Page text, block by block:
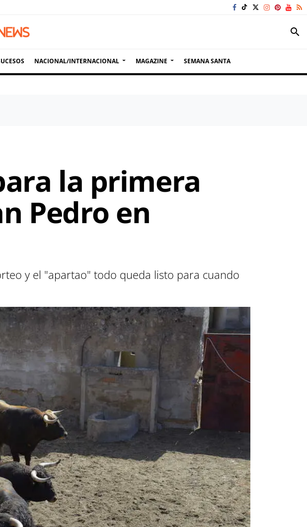
search
NACIONAL/INTERNACIONAL MAGAZINE SEMANA SANTA
la primera
Pedro en
y el "apartao" todo queda listo para cuando